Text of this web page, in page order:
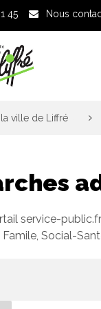
45 Nous
ville de Liffré
service-
Social-